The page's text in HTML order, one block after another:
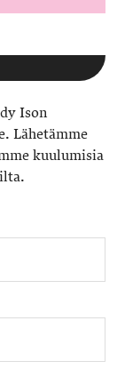
Ison
Lähetämme
kuulumisia